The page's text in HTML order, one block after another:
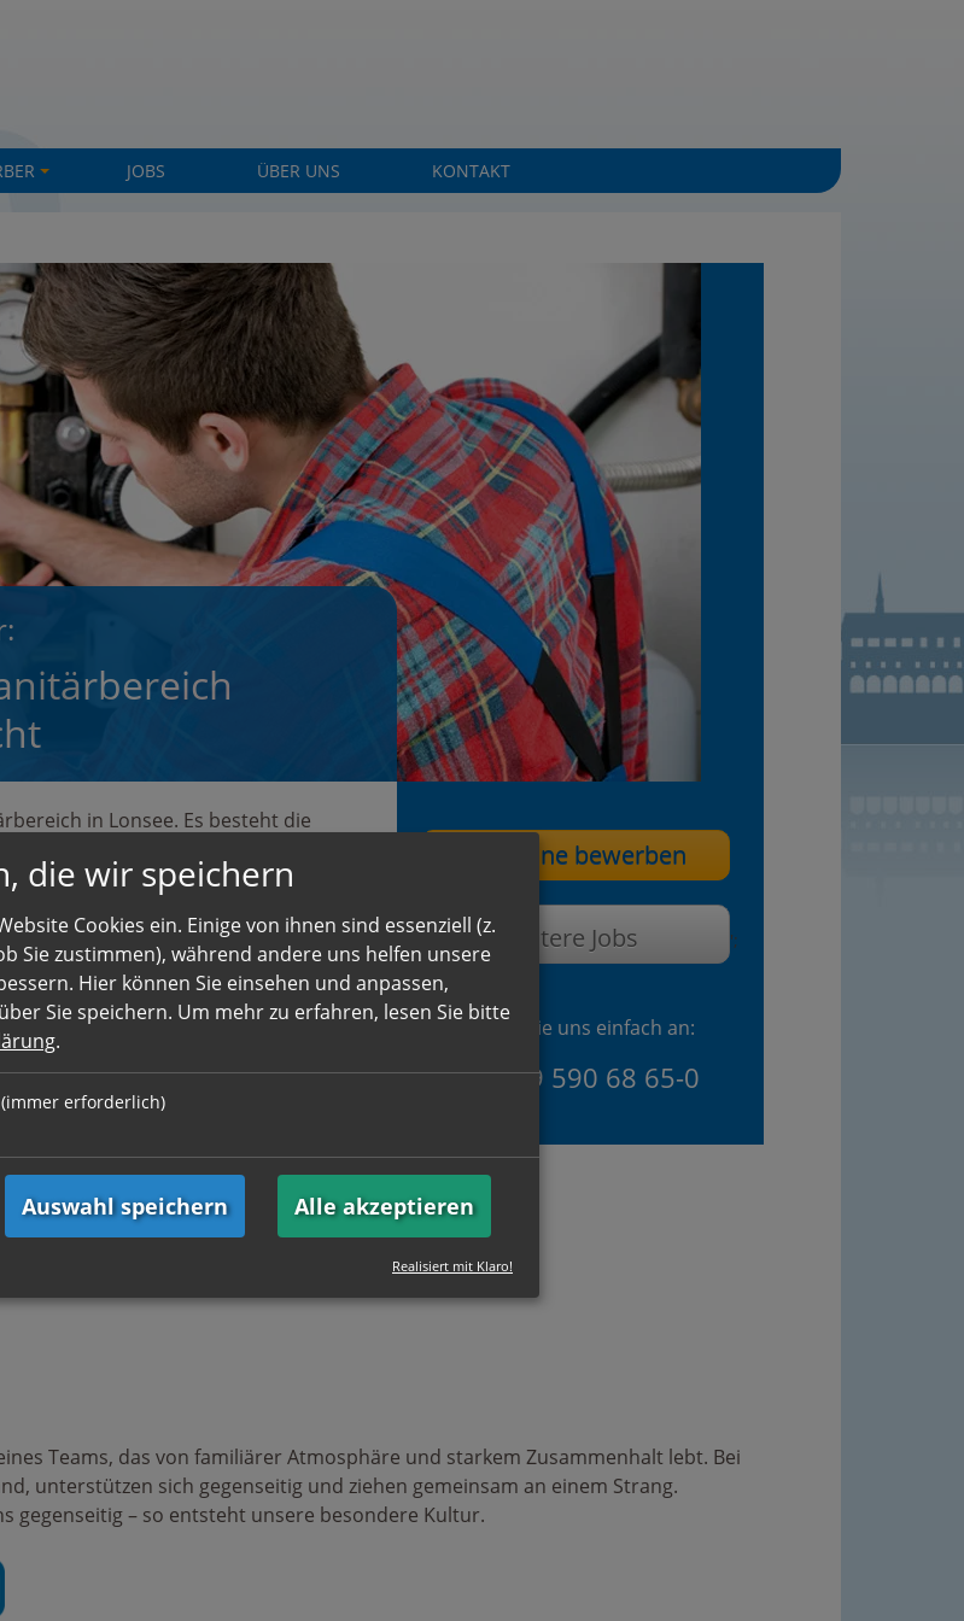
+
JOBS ÜBER UNS KONTAKT
in Lonsee. Es besteht die
von sanitären Anlagen
und bringen Berufserfahrung mit
bringen Sie mit
im Team
Jetzt online bewerben
Weitere Jobs ';
Oder rufen Sie uns einfach an:
+49 (0)89 590 68 65-0
Teams, das von familiärer Atmosphäre und starkem Zusammenhalt lebt. Bei
unterstützen sich gegenseitig und ziehen gemeinsam an einem Strang.
gegenseitig – so entsteht unsere besondere Kultur.
die wir speichern
Cookies ein. Einige von ihnen sind essenziell (z.
Sie zustimmen), während andere uns helfen unsere
Hier können Sie einsehen und anpassen,
Sie speichern. Um mehr zu erfahren, lesen Sie bitte
.
(immer erforderlich)
Auswahl speichern Alle akzeptieren
Realisiert mit Klaro!